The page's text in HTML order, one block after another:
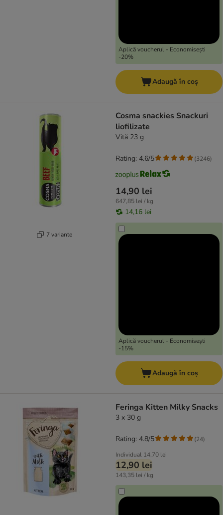
Aplică voucherul - Economisești
-20%
Adaugă în coș
7 variante
Cosma snackies Snackuri
liofilizate
Vită 23 g
14,90 lei
647,85 lei / kg
14,16 lei
Aplică voucherul - Economisești
-15%
Rating: 4.6/5 (3246)
Adaugă în coș
Feringa Kitten Milky Snacks
3 x 30 g
Individual 14,70 lei
12,90 lei
143,35 lei / kg
Rating: 4.8/5 (24)